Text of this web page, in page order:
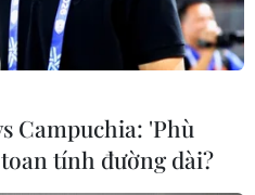
mở rộng về phía công
Campuchia: 'Phù
tính đường dài?